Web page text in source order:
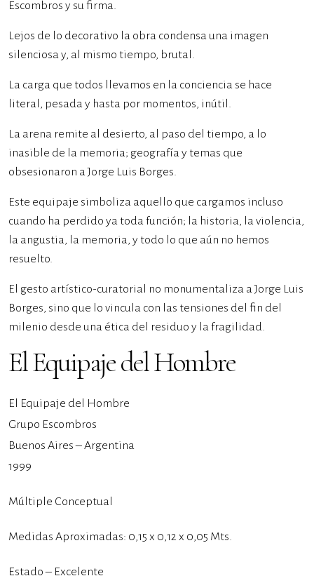
Escombros y su firma.
Lejos de lo decorativo la obra condensa una imagen
silenciosa y, al mismo tiempo, brutal.
La carga que todos llevamos en la conciencia se hace
literal, pesada y hasta por momentos, inútil.
La arena remite al desierto, al paso del tiempo, a lo
inasible de la memoria; geografía y temas que
obsesionaron a Jorge Luis Borges.
Este equipaje simboliza aquello que cargamos incluso
cuando ha perdido ya toda función; la historia, la violencia,
la angustia, la memoria, y todo lo que aún no hemos
resuelto.
El gesto artístico-curatorial no monumentaliza a Jorge Luis
Borges, sino que lo vincula con las tensiones del fin del
milenio desde una ética del residuo y la fragilidad.
El Equipaje del Hombre
El Equipaje del Hombre
Grupo Escombros
Buenos Aires – Argentina
1999
Múltiple Conceptual
Medidas Aproximadas: 0,15 x 0,12 x 0,05 Mts.
Estado – Excelente